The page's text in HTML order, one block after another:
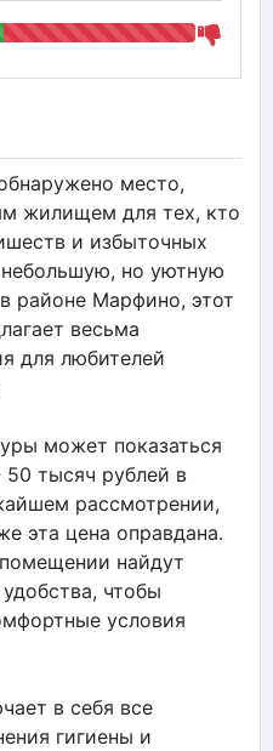
место,
жилищем для тех, кто
и избыточных
но уютную
районе Марфино, этот
весьма
для любителей
может показаться
тысяч рублей в
рассмотрении,
эта цена оправдана.
найдут
чтобы
условия
в себя все
гигиены и